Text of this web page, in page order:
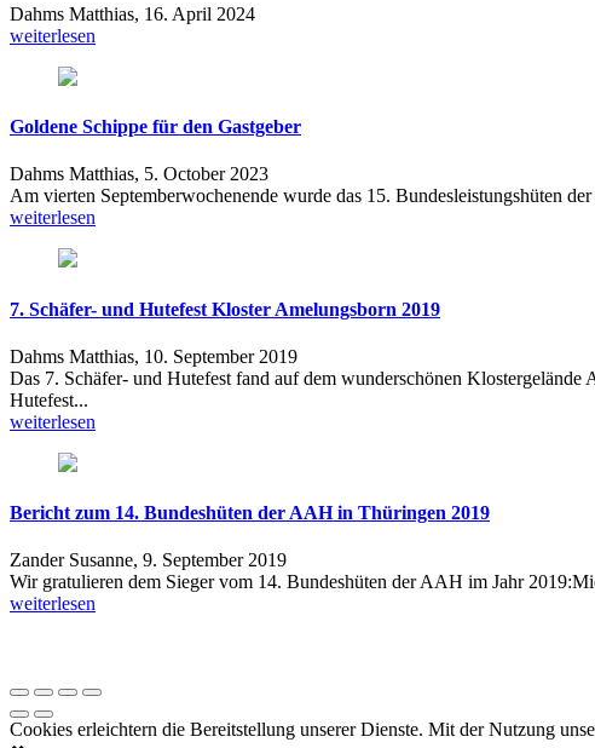
Dahms Matthias, 16. April 2024
weiterlesen
Goldene Schippe für den Gastgeber
Dahms Matthias, 5. October 2023
Am vierten Septemberwochenende wurde das 15. Bundesleistungshüten
weiterlesen
7. Schäfer- und Hutefest Kloster Amelungsborn 2019
Dahms Matthias, 10. September 2019
Das 7. Schäfer- und Hutefest fand auf dem wunderschönen
Hutefest...
weiterlesen
Bericht zum 14. Bundeshüten der AAH in Thüringen 2019
Zander Susanne, 9. September 2019
Wir gratulieren dem Sieger vom 14. Bundeshüten der AAH im Jahr
weiterlesen
Cookies erleichtern die Bereitstellung unserer Dienste. Mit der Nutzung